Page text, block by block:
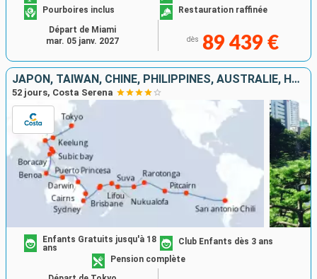
Pourboires inclus
Restauration raffinée
dès 89 439 €
Départ de Miami
mar. 05 janv. 2027
JAPON, TAIWAN, CHINE, PHILIPPINES, AUSTRALIE, HAWAII, FIJI, TONGA, POLYNÉSIE, CHILI
52 jours, Costa Serena
Enfants Gratuits jusqu'à 18
ans
Club Enfants dès 3 ans
Pension complète